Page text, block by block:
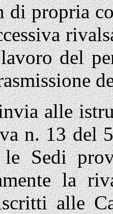
di propria
del
alle
n. 13 del
le Sedi
la
alle